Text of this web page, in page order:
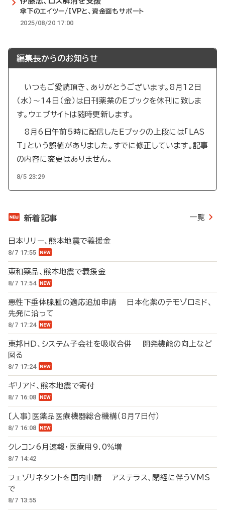
傘下のエイツー/IVPと、資金面もサポート
2025/08/20 17:00
編集長からのお知らせ
いつもご愛読頂き、ありがとうございます。8月12日
（水）～14日（金）は日刊薬業のEブックを休刊に致しま
す。ウェブサイトは随時更新します。
8月6日午前5時に配信したEブックの上段には「LAS
T」という誤植がありました。すでに修正しています。記事
の内容に変更はありません。
8/5 23:29
新着記事 一覧
日本リリー、熊本地震で義援金
8/7 17:55
東和薬品、熊本地震で義援金
8/7 17:54
悪性下垂体腺腫の適応追加申請 日本化薬のテモゾロミド、
先発に沿って
8/7 17:24
東邦HD、システム子会社を吸収合併 開発機能の向上など
図る
8/7 17:24
ギリアド、熊本地震で寄付
8/7 16:08
〔人事〕医薬品医療機器総合機構（8月7日付）
8/7 16:08
クレコン6月速報・医療用9.0％増
8/7 14:42
フェゾリネタントを国内申請 アステラス、閉経に伴うVMS
で
8/7 13:55